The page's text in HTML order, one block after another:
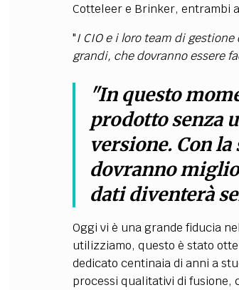
Cotteleer e Brinker, entrambi
"I CIO e i loro team di
grandi, che dovranno essere
"In questo
prodotto senza
versione. Con
dovranno
dati diventerà
Oggi vi è una grande fiducia
utilizziamo, questo è stato
dedicato centinaia di anni a
processi qualitativi di fusione,